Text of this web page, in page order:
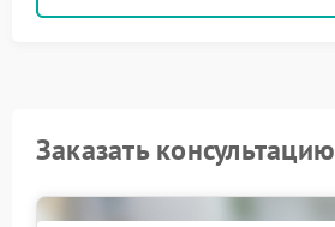
Заказать консультацию